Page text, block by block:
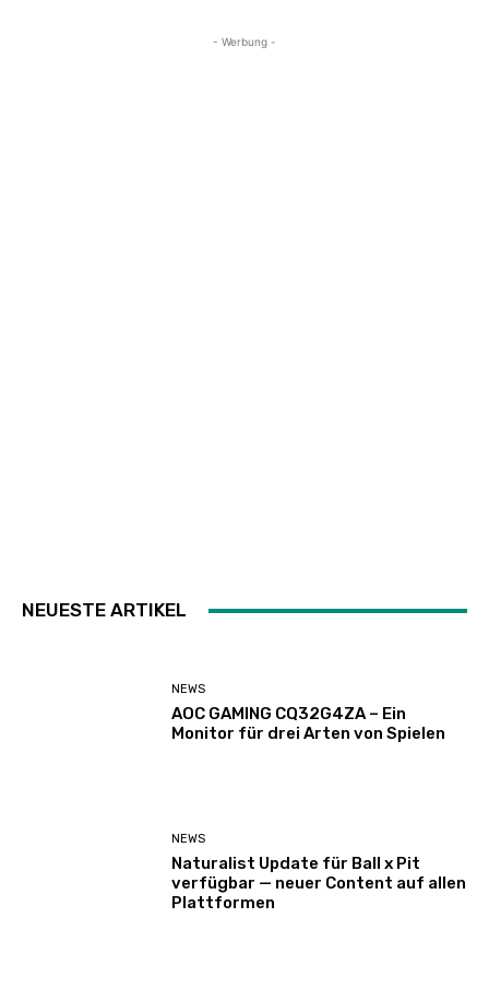
- Werbung -
NEUESTE ARTIKEL
NEWS
AOC GAMING CQ32G4ZA – Ein
Monitor für drei Arten von Spielen
NEWS
Naturalist Update für Ball x Pit
verfügbar — neuer Content auf allen
Plattformen